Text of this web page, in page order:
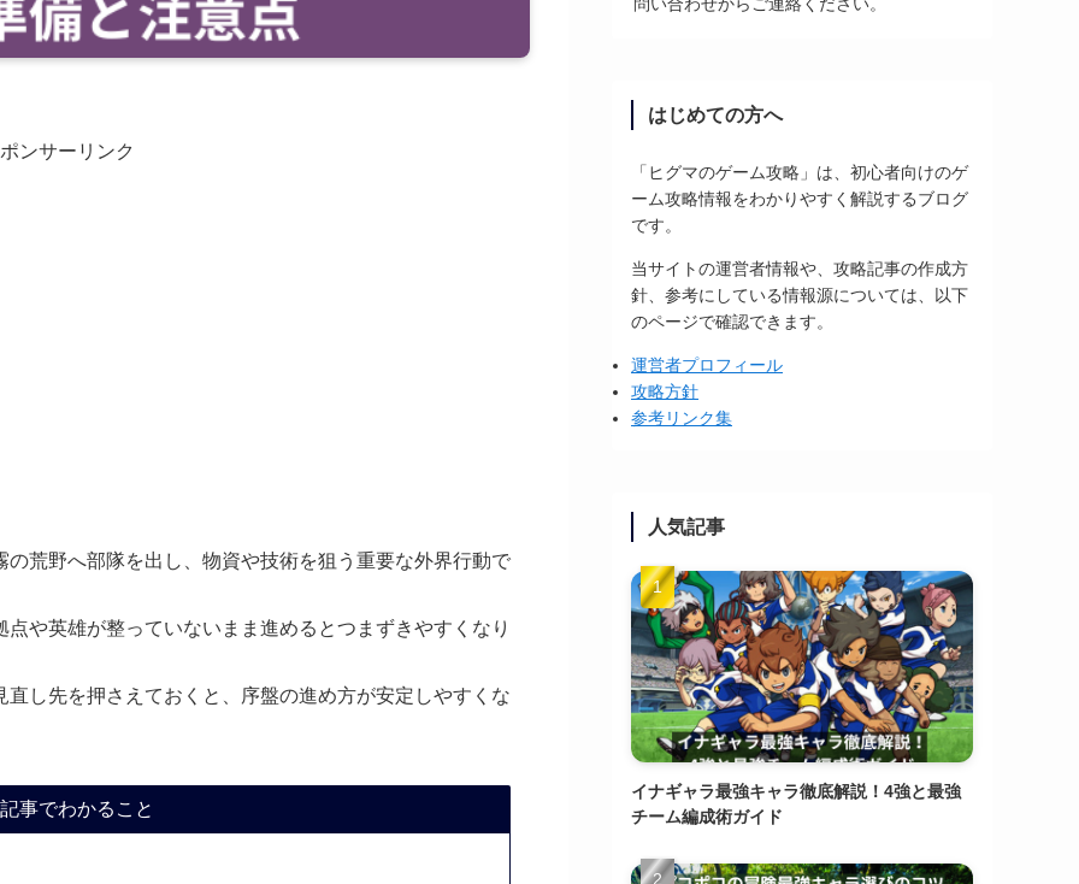
ンサーリンク
の荒野へ部隊を出し、物資や技術を狙う重要な外界行動で
や英雄が整っていないまま進めるとつまずきやすくなり
し先を押さえておくと、序盤の進め方が安定しやすくな
事でわかること
はじめての方へ
「ヒグマのゲーム攻略」は、初心者向けのゲ
ーム攻略情報をわかりやすく解説するブログ
です。
当サイトの運営者情報や、攻略記事の作成方
針、参考にしている情報源については、以下
のページで確認できます。
運営者プロフィール
攻略方針
参考リンク集
人気記事
イナギャラ最強キャラ徹底解説！4強と最強
チーム編成術ガイド